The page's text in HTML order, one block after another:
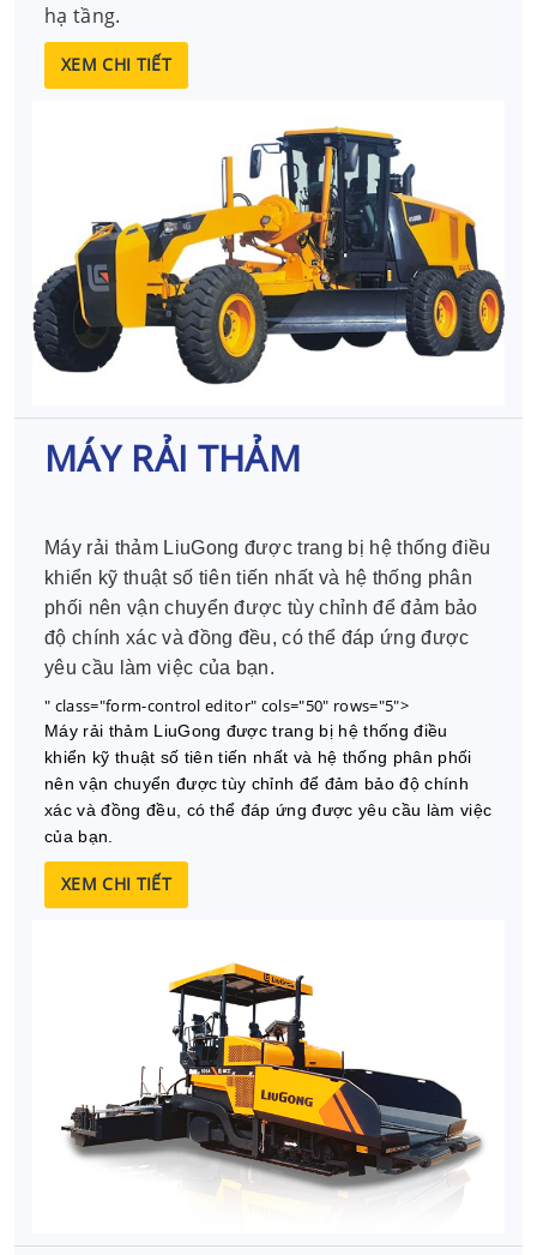
hạ tầng.
XEM CHI TIẾT
MÁY RẢI THẢM
Máy rải thảm LiuGong được trang bị hệ thống điều
khiển kỹ thuật số tiên tiến nhất và hệ thống phân
phối nên vận chuyển được tùy chỉnh để đảm bảo
độ chính xác và đồng đều, có thể đáp ứng được
yêu cầu làm việc của bạn.
" class="form-control editor" cols="50" rows="5">
Máy rải thảm LiuGong được trang bị hệ thống điều
khiển kỹ thuật số tiên tiến nhất và hệ thống phân phối
nên vận chuyển được tùy chỉnh để đảm bảo độ chính
xác và đồng đều, có thể đáp ứng được yêu cầu làm việc
của bạn.
XEM CHI TIẾT